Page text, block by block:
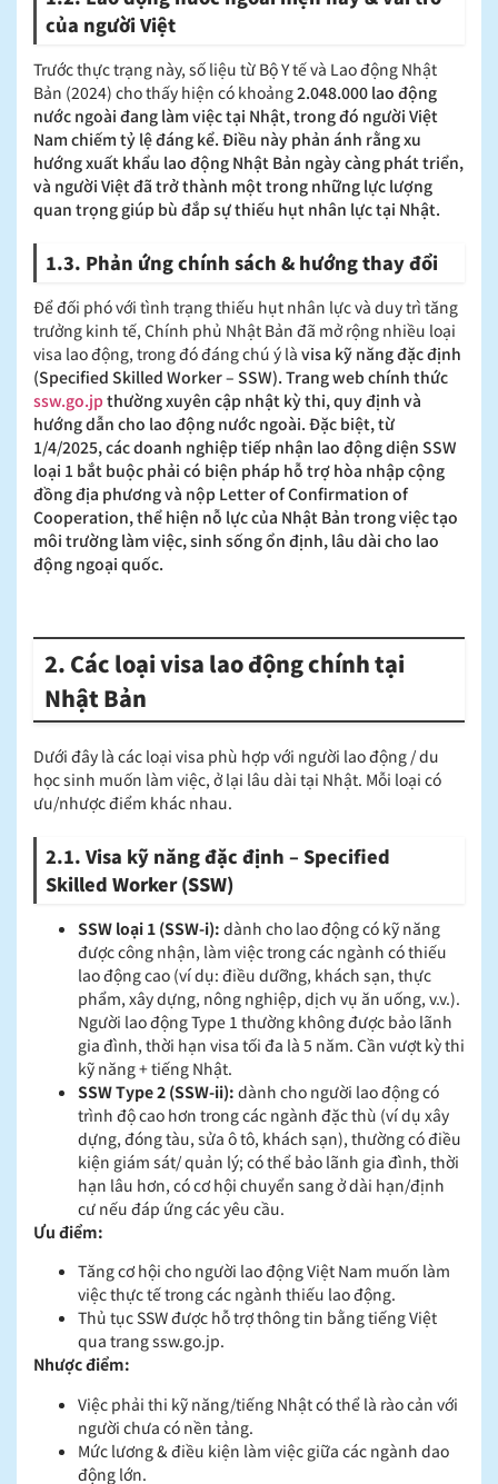
của người Việt
Trước thực trạng này, số liệu từ Bộ Y tế và Lao động Nhật
Bản (2024) cho thấy hiện có khoảng2.048.000 lao động
nước ngoài đang làm việc tại Nhật, trong đó người Việt
Nam chiếm tỷ lệ đáng kể. Điều này phản ánh rằng xu
hướng xuất khẩu lao động Nhật Bản ngày càng phát triển,
và người Việt đã trở thành một trong những lực lượng
quan trọng giúp bù đắp sự thiếu hụt nhân lực tại Nhật.
1.3. Phản ứng chính sách & hướng thay đổi
Để đối phó với tình trạng thiếu hụt nhân lực và duy trì tăng
trưởng kinh tế, Chính phủ Nhật Bản đã mở rộng nhiều loại
visa lao động, trong đó đáng chú ý là visa kỹ năng đặc định
(Specified Skilled Worker – SSW). Trang web chính thức
ssw.go.jp thường xuyên cập nhật kỳ thi, quy định và
hướng dẫn cho lao động nước ngoài. Đặc biệt, từ
1/4/2025, các doanh nghiệp tiếp nhận lao động diện SSW
loại 1 bắt buộc phải có biện pháp hỗ trợ hòa nhập cộng
đồng địa phương và nộp Letter of Confirmation of
Cooperation, thể hiện nỗ lực của Nhật Bản trong việc tạo
môi trường làm việc, sinh sống ổn định, lâu dài cho lao
động ngoại quốc.
2. Các loại visa lao động chính tại
Nhật Bản
Dưới đây là các loại visa phù hợp với người lao động / du
học sinh muốn làm việc, ở lại lâu dài tại Nhật. Mỗi loại có
ưu/nhược điểm khác nhau.
2.1. Visa kỹ năng đặc định – Specified
Skilled Worker (SSW)
SSW loại 1 (SSW-i): dành cho lao động có kỹ năng
được công nhận, làm việc trong các ngành có thiếu
lao động cao (ví dụ: điều dưỡng, khách sạn, thực
phẩm, xây dựng, nông nghiệp, dịch vụ ăn uống, v.v.).
Người lao động Type 1 thường không được bảo lãnh
gia đình, thời hạn visa tối đa là 5 năm. Cần vượt kỳ thi
kỹ năng + tiếng Nhật.
SSW Type 2 (SSW-ii): dành cho người lao động có
trình độ cao hơn trong các ngành đặc thù (ví dụ xây
dựng, đóng tàu, sửa ô tô, khách sạn), thường có điều
kiện giám sát/ quản lý; có thể bảo lãnh gia đình, thời
hạn lâu hơn, có cơ hội chuyển sang ở dài hạn/định
cư nếu đáp ứng các yêu cầu.
Ưu điểm:
Tăng cơ hội cho người lao động Việt Nam muốn làm
việc thực tế trong các ngành thiếu lao động.
Thủ tục SSW được hỗ trợ thông tin bằng tiếng Việt
qua trang ssw.go.jp.
Nhược điểm:
Việc phải thi kỹ năng/tiếng Nhật có thể là rào cản với
người chưa có nền tảng.
Mức lương & điều kiện làm việc giữa các ngành dao
động lớn.